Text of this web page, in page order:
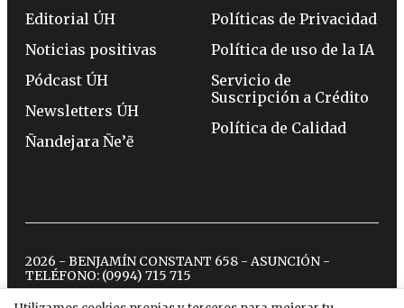
Editorial ÚH
Noticias positivas
Pódcast ÚH
Newsletters ÚH
Ñandejara Ñe’ẽ
Políticas de Privacidad
Política de uso de la IA
Servicio de
Suscripción a Crédito
Política de Calidad
2026 - BENJAMÍN CONSTANT 658 - ASUNCIÓN -
TELÉFONO: (0994) 715 715